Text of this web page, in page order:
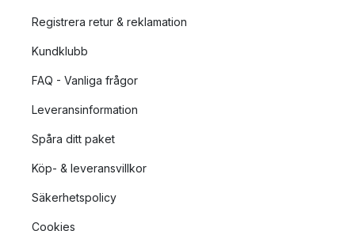
Registrera retur & reklamation
Kundklubb
FAQ - Vanliga frågor
Leveransinformation
Spåra ditt paket
Köp- & leveransvillkor
Säkerhetspolicy
Cookies